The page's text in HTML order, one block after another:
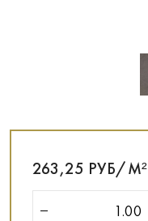
263,25 РУБ/М²